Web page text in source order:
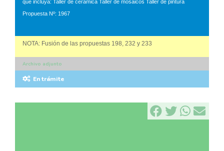
que incluya: Taller de cerámica Taller de mosaicos Taller de pintura
Propuesta Nº: 1967
NOTA: Fusión de las propuestas 198, 232 y 233
Archivo adjunto
En trámite